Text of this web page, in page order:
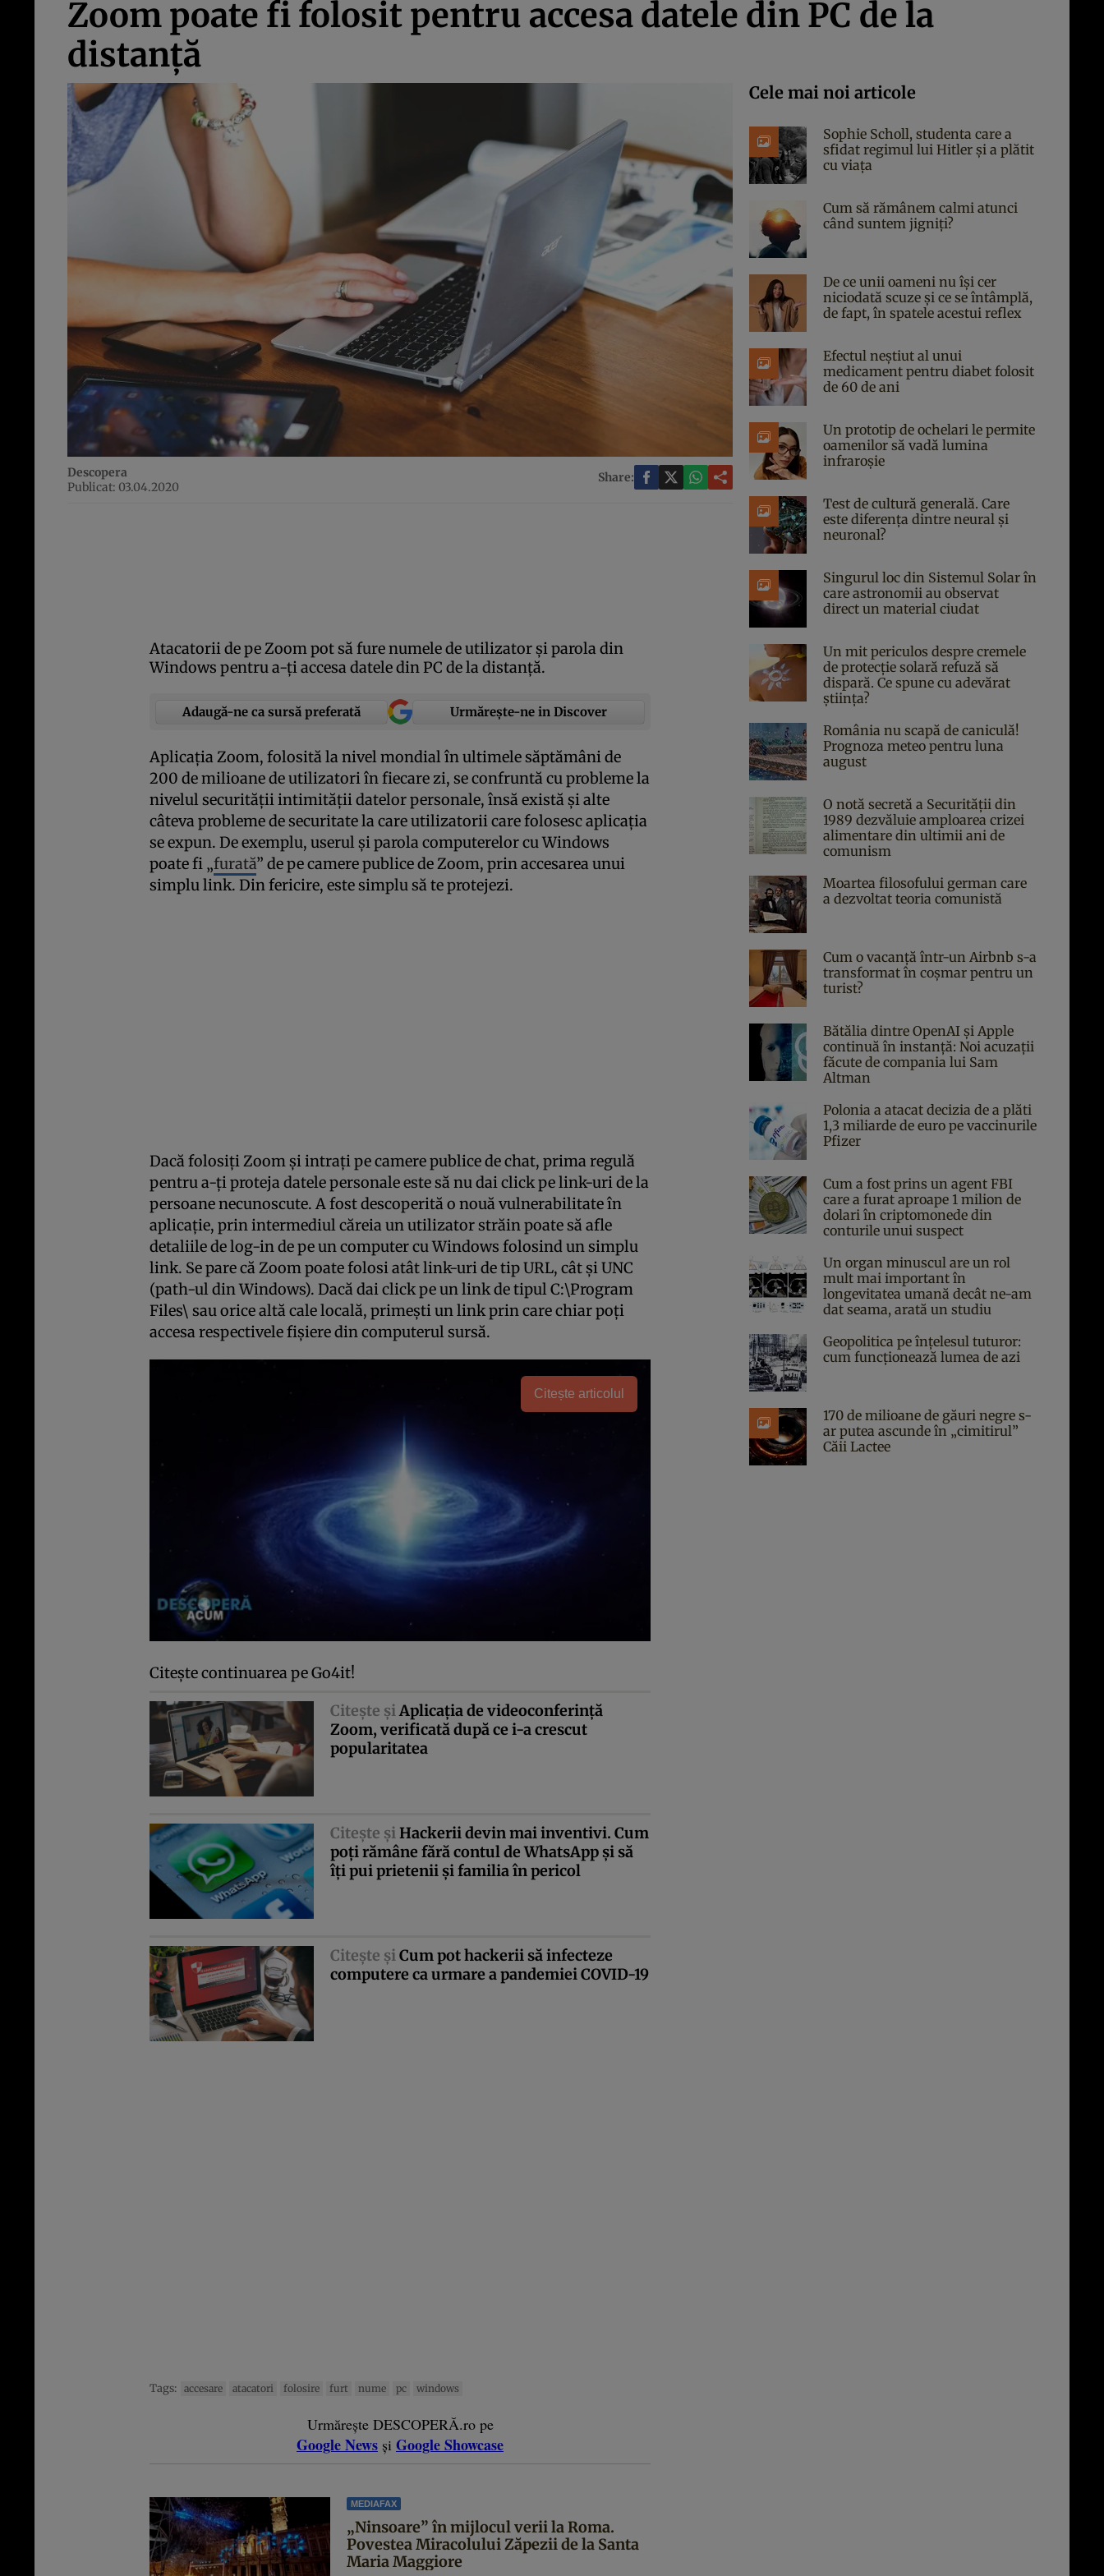
Zoom poate fi folosit pentru accesa datele din PC de la
distanţă
Descopera
Publicat: 03.04.2020
Share:
Atacatorii de pe Zoom pot să fure numele de utilizator şi parola din
Windows pentru a-ţi accesa datele din PC de la distanţă.
Adaugă-ne ca sursă preferată Urmărește-ne in Discover
Aplicaţia Zoom, folosită la nivel mondial în ultimele săptămâni de
200 de milioane de utilizatori în fiecare zi, se confruntă cu probleme la
nivelul securităţii intimităţii datelor personale, însă există şi alte
câteva probleme de securitate la care utilizatorii care folosesc aplicaţia
se expun. De exemplu, userul şi parola computerelor cu Windows
poate fi „furată” de pe camere publice de Zoom, prin accesarea unui
simplu link. Din fericire, este simplu să te protejezi.
Dacă folosiţi Zoom şi intraţi pe camere publice de chat, prima regulă
pentru a-ţi proteja datele personale este să nu dai click pe link-uri de la
persoane necunoscute. A fost descoperită o nouă vulnerabilitate în
aplicaţie, prin intermediul căreia un utilizator străin poate să afle
detaliile de log-in de pe un computer cu Windows folosind un simplu
link. Se pare că Zoom poate folosi atât link-uri de tip URL, cât şi UNC
(path-ul din Windows). Dacă dai click pe un link de tipul C:\Program
Files\ sau orice altă cale locală, primeşti un link prin care chiar poţi
accesa respectivele fişiere din computerul sursă.
Citește articolul
Citeşte continuarea pe Go4it!
Citeşte şiAplicaţia de videoconferinţă
Zoom, verificată după ce i-a crescut
popularitatea
Citeşte şiHackerii devin mai inventivi. Cum
poţi rămâne fără contul de WhatsApp şi să
îţi pui prietenii şi familia în pericol
Citeşte şiCum pot hackerii să infecteze
computere ca urmare a pandemiei COVID-19
Tags: accesare atacatori folosire furt nume pc windows
Urmărește DESCOPERĂ.ro pe
Google News și Google Showcase
MEDIAFAX
„Ninsoare” în mijlocul verii la Roma.
Povestea Miracolului Zăpezii de la Santa
Maria Maggiore
Cele mai noi articole
Sophie Scholl, studenta care a
sfidat regimul lui Hitler și a plătit
cu viața
Cum să rămânem calmi atunci
când suntem jigniți?
De ce unii oameni nu își cer
niciodată scuze și ce se întâmplă,
de fapt, în spatele acestui reflex
Efectul neștiut al unui
medicament pentru diabet folosit
de 60 de ani
Un prototip de ochelari le permite
oamenilor să vadă lumina
infraroșie
Test de cultură generală. Care
este diferența dintre neural și
neuronal?
Singurul loc din Sistemul Solar în
care astronomii au observat
direct un material ciudat
Un mit periculos despre cremele
de protecție solară refuză să
dispară. Ce spune cu adevărat
știința?
România nu scapă de caniculă!
Prognoza meteo pentru luna
august
O notă secretă a Securității din
1989 dezvăluie amploarea crizei
alimentare din ultimii ani de
comunism
Moartea filosofului german care
a dezvoltat teoria comunistă
Cum o vacanță într-un Airbnb s-a
transformat în coșmar pentru un
turist?
Bătălia dintre OpenAI și Apple
continuă în instanță: Noi acuzații
făcute de compania lui Sam
Altman
Polonia a atacat decizia de a plăti
1,3 miliarde de euro pe vaccinurile
Pfizer
Cum a fost prins un agent FBI
care a furat aproape 1 milion de
dolari în criptomonede din
conturile unui suspect
Un organ minuscul are un rol
mult mai important în
longevitatea umană decât ne-am
dat seama, arată un studiu
Geopolitica pe înțelesul tuturor:
cum funcționează lumea de azi
170 de milioane de găuri negre s-
ar putea ascunde în „cimitirul”
Căii Lactee